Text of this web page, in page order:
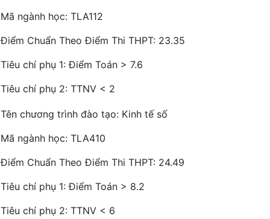
Mã ngành học: TLA112
Điểm Chuẩn Theo Điểm Thi THPT: 23.35
Tiêu chí phụ 1: Điểm Toán > 7.6
Tiêu chí phụ 2: TTNV < 2
Tên chương trình đào tạo: Kinh tế số
Mã ngành học: TLA410
Điểm Chuẩn Theo Điểm Thi THPT: 24.49
Tiêu chí phụ 1: Điểm Toán > 8.2
Tiêu chí phụ 2: TTNV < 6